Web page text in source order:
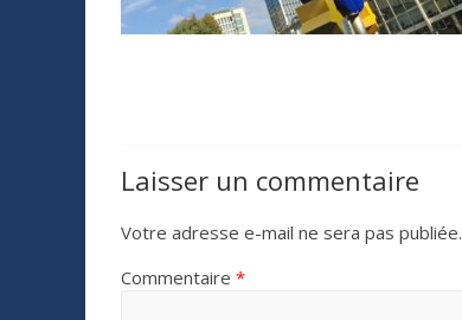
Laisser un commentaire
Votre adresse e-mail ne sera pas publiée.
Commentaire *